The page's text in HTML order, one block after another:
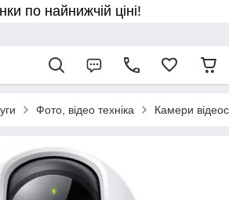
по найнижчій ціні!
Фото, відео техніка Камери